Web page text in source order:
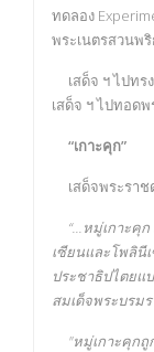
ทดลอง
พระเนตรสวนพ
เสด็จ ฯ ไปทร
เสด็จ ฯ ไปทอดพ
“เกาะคุก”
เสด็จพระราช
“...หมู่เกาะคุ
เซียนและโพลินีเ
ประชาธิปไตยแ
สมเด็จพระบรม
"หมู่เกาะคุกถู